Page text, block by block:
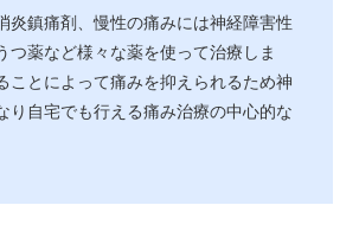
炎鎮痛剤、慢性の痛みには神経障害性
つ薬など様々な薬を使って治療しま
ことによって痛みを抑えられるため神
り自宅でも行える痛み治療の中心的な